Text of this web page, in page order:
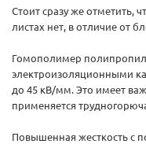
Стоит сразу же отметить,
листах нет, в отличие от
Гомополимер
электроизоляционными
до 45 кВ/мм. Это имеет
применяется
Повышенная жесткость с